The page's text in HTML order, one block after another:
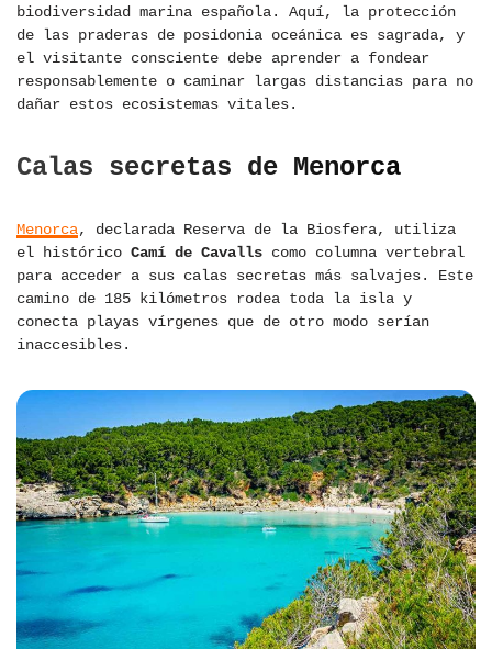
biodiversidad marina española. Aquí, la protección
de las praderas de posidonia oceánica es sagrada, y
el visitante consciente debe aprender a fondear
responsablemente o caminar largas distancias para no
dañar estos ecosistemas vitales.
Calas secretas de Menorca
Menorca, declarada Reserva de la Biosfera, utiliza
el histórico Camí de Cavalls como columna vertebral
para acceder a sus calas secretas más salvajes. Este
camino de 185 kilómetros rodea toda la isla y
conecta playas vírgenes que de otro modo serían
inaccesibles.